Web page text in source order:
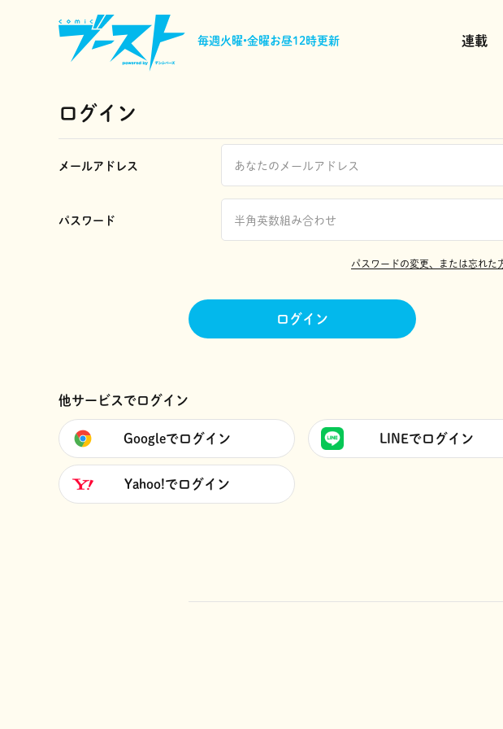
毎週火曜•金曜お昼12時更新 連載
ログイン
メールアドレス
パスワード
パスワードの変更、または忘れた
ログイン
他サービスでログイン
Googleでログイン LINEでログイン
Yahoo!でログイン